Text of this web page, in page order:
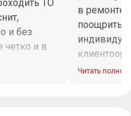
ТО
и без
четко и в
в ремонте
поощрить
Читать